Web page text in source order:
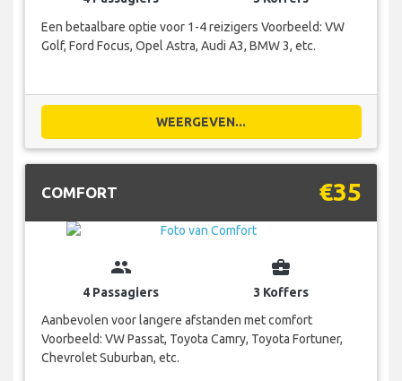
Een betaalbare optie voor 1-4 reizigers Voorbeeld: VW
Golf, Ford Focus, Opel Astra, Audi A3, BMW 3, etc.
WEERGEVEN...
COMFORT €35
group
4 Passagiers
business_center
3 Koffers
Aanbevolen voor langere afstanden met comfort
Voorbeeld: VW Passat, Toyota Camry, Toyota Fortuner,
Chevrolet Suburban, etc.